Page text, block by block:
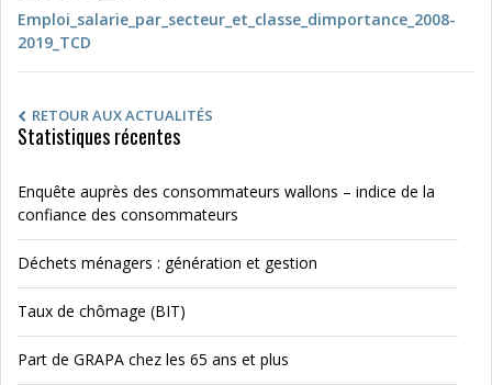
Emploi_salarie_par_secteur_et_classe_dimportance_2008-
2019_TCD
RETOUR AUX ACTUALITÉS
Statistiques récentes
Enquête auprès des consommateurs wallons – indice de la
confiance des consommateurs
Déchets ménagers : génération et gestion
Taux de chômage (BIT)
Part de GRAPA chez les 65 ans et plus